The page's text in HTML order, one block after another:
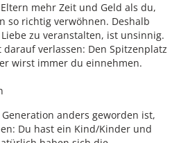
mehr Zeit und Geld als du,
so richtig verwöhnen. Deshalb
zu veranstalten, ist unsinnig.
verlassen: Den Spitzenplatz
wirst immer du einnehmen.
anders geworden ist,
Du hast ein Kind/Kinder und